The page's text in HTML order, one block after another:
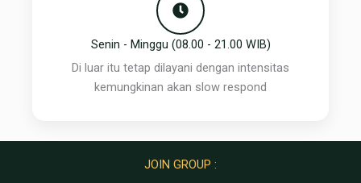
Senin - Minggu (08.00 - 21.00 WIB)
Di luar itu tetap dilayani dengan intensitas
kemungkinan akan slow respond
JOIN GROUP :